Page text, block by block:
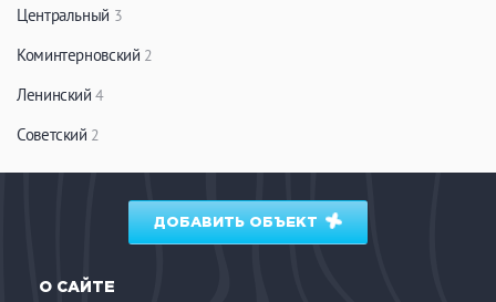
Центральный 3
Коминтерновский 2
Ленинский4
Советский 2
ДОБАВИТЬ ОБЪЕКТ
О САЙТЕ